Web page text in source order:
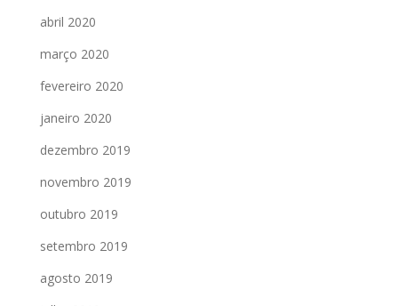
abril 2020
março 2020
fevereiro 2020
janeiro 2020
dezembro 2019
novembro 2019
outubro 2019
setembro 2019
agosto 2019